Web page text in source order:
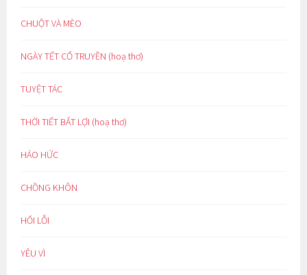
CHUỘT VÀ MÈO
NGÀY TẾT CỔ TRUYỀN (hoạ thơ)
TUYỆT TÁC
THỜI TIẾT BẤT LỢI (hoạ thơ)
HÁO HỨC
CHỒNG KHÔN
HỐI LỖI
YÊU VÌ